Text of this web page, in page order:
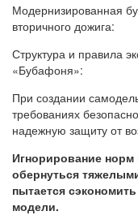
Модернизированная
вторичного дожига:
Структура и правила
«Бубафоня»:
При создании
требованиях
надежную защиту от
Игнорирование
обернуться
пытается
модели.